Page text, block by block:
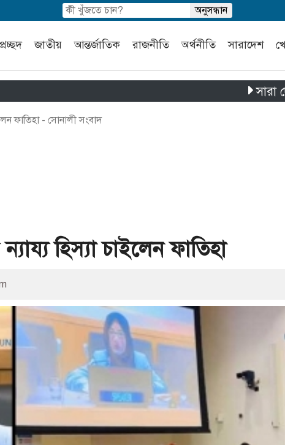
প্রচ্ছদ জাতীয় আন্তর্জাতিক রাজনীতি অর্থনীতি সারাদেশ
সারা দেশে
ফাতিহা - সোনালী সংবাদ
হিস্যা চাইলেন ফাতিহা